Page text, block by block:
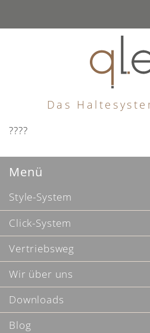
Das
????
Menü
Style-System
Click-System
Vertriebsweg
Wir über uns
Downloads
Blog